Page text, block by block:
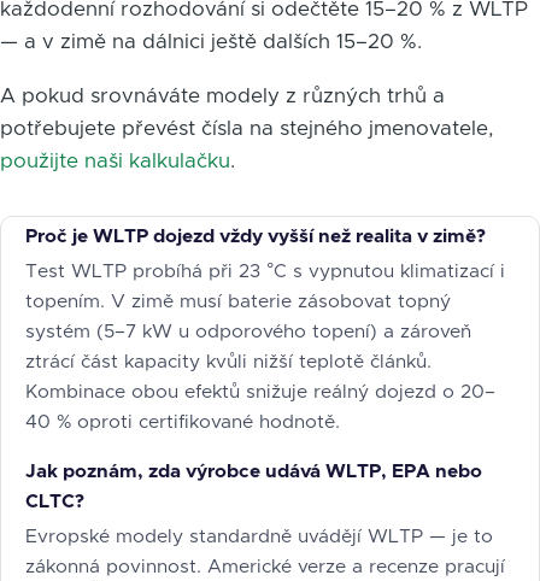
každodenní rozhodování si odečtěte 15–20 % z WLTP
— a v zimě na dálnici ještě dalších 15–20 %.
A pokud srovnáváte modely z různých trhů a
potřebujete převést čísla na stejného jmenovatele,
použijte naši kalkulačku.
Proč je WLTP dojezd vždy vyšší než realita v zimě?
Test WLTP probíhá při 23 °C s vypnutou klimatizací i
topením. V zimě musí baterie zásobovat topný
systém (5–7 kW u odporového topení) a zároveň
ztrácí část kapacity kvůli nižší teplotě článků.
Kombinace obou efektů snižuje reálný dojezd o 20–
40 % oproti certifikované hodnotě.
Jak poznám, zda výrobce udává WLTP, EPA nebo
CLTC?
Evropské modely standardně uvádějí WLTP — je to
zákonná povinnost. Americké verze a recenze pracují